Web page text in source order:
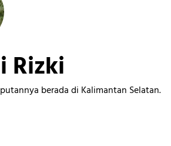
Rizki
berada di Kalimantan Selatan.